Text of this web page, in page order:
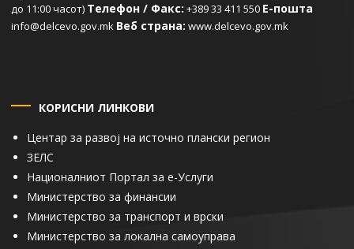
до 11:00 часот) Телефон / Факс: +389 33 411 550 Е-пошта
info@delcevo.gov.mk Веб страна: www.delcevo.gov.mk
КОРИСНИ ЛИНКОВИ
Центар за развој на источно плански регион
ЗЕЛС
Националниот Портал за е-Услуги
Министерство за финансии
Министерство за транспорт и врски
Министерство за локална самоуправа